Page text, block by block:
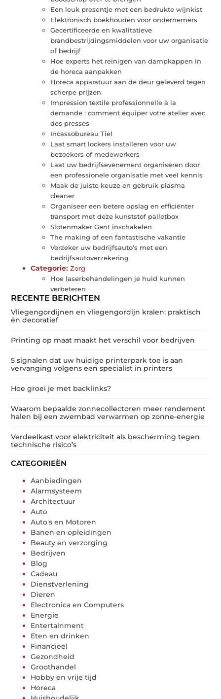
RECENTE BERICHTEN
Vliegengordijnen en vliegengordijn kralen: praktisch
én decoratief
Printing op maat maakt het verschil voor bedrijven
5 signalen dat uw huidige printerpark toe is aan
vervanging volgens een specialist in printers
Hoe groei je met backlinks?
Waarom bepaalde zonnecollectoren meer rendement
halen bij een zwembad verwarmen op zonne-energie
Verdeelkast voor elektriciteit als bescherming tegen
technische risico’s
CATEGORIEËN
Aanbiedingen
Alarmsysteem
Architectuur
Auto
Auto's en Motoren
Banen en opleidingen
Beauty en verzorging
Bedrijven
Blog
Cadeau
Dienstverlening
Dieren
Electronica en Computers
Energie
Entertainment
Eten en drinken
Financieel
Gezondheid
Groothandel
Hobby en vrije tijd
Horeca
Een leuk presentje met een bedrukte wijnkist
Elektronisch boekhouden voor ondernemers
Gecertificeerde en kwalitatieve
brandbestrijdingsmiddelen voor uw organisatie
of bedrijf
Hoe experts het reinigen van dampkappen in
de horeca aanpakken
Horeca apparatuur aan de deur geleverd tegen
scherpe prijzen
Impression textile professionnelle à la
demande : comment équiper votre atelier avec
des presses
Incassobureau Tiel
Laat smart lockers installeren voor uw
bezoekers of medewerkers
Laat uw bedrijfsevenement organiseren door
een professionele organisatie met veel kennis
Maak de juiste keuze en gebruik plasma
cleaner
Organiseer een betere opslag en efficiënter
transport met deze kunststof palletbox
Slotenmaker Gent inschakelen
The making of een fantastische vakantie
Verzeker uw bedrijfsauto’s met een
bedrijfsautoverzekering
Categorie: Zorg
Hoe laserbehandelingen je huid kunnen
verbeteren